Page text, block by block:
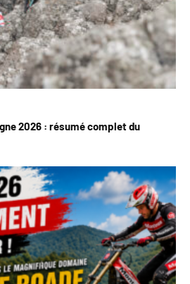
2026 : résumé complet du